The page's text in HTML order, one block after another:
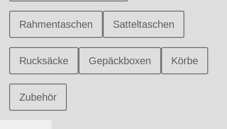
Rahmentaschen Satteltaschen
Rucksäcke Gepäckboxen Körbe
Zubehör